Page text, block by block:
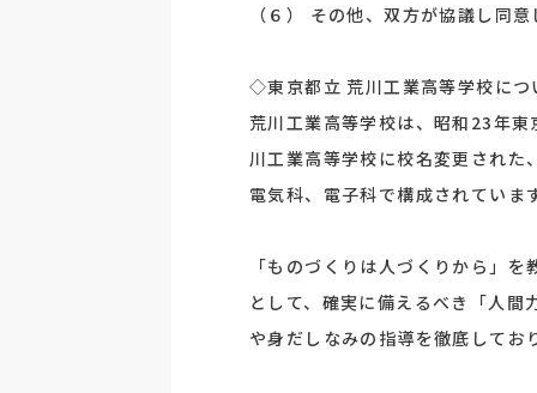
（６） その他、双方が協議し同
◇東京都立 荒川工業高等学校につ
荒川工業高等学校は、昭和23年
川工業高等学校に校名変更され
電気科、電子科で構成されていま
「ものづくりは人づくりから」
として、確実に備えるべき「人
や身だしなみの指導を徹底してお